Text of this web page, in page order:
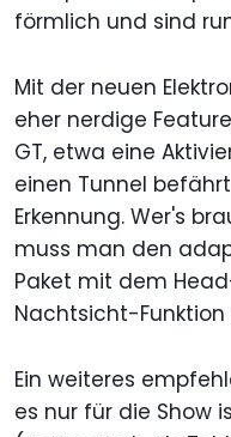
förmlich und sind
Mit der neuen
eher nerdige
GT, etwa eine
einen Tunnel
Erkennung. Wer's
muss man den
Paket mit dem
Nachtsicht-Funktion
Ein weiteres
es nur für die Show